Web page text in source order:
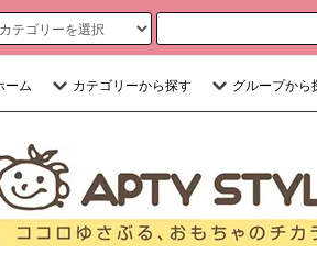
ーム カテゴリーから探す グループから